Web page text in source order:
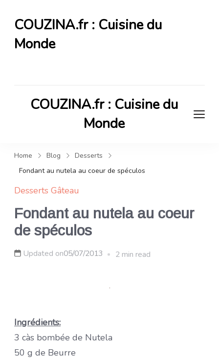
COUZINA.fr : Cuisine du
Monde
COUZINA.fr : Cuisine du
Monde
Home Blog
Desserts
Fondant au nutela au coeur de spéculos
Desserts Gâteau
Fondant au nutela au coeur
de spéculos
Updated on05/07/2013 2 min read
Ingrédients:
3 càs bombée de Nutela
50 g de Beurre